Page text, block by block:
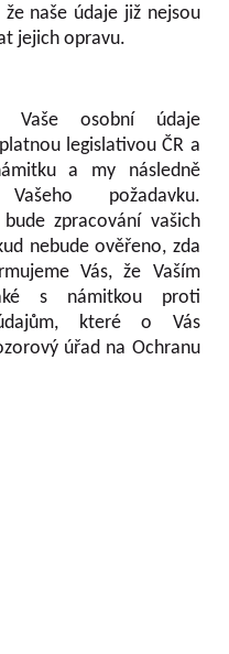
naše údaje již nejsou
jejich opravu.
Vaše osobní údaje
legislativou ČR a
a my následně
požadavku.
zpracování vašich
nebude ověřeno, zda
Vás, že Vaším
s námitkou proti
které o Vás
úřad na Ochranu